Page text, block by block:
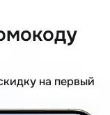
на первый